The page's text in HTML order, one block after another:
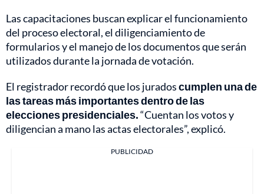
Las capacitaciones buscan explicar el funcionamiento
del proceso electoral, el diligenciamiento de
formularios y el manejo de los documentos que serán
utilizados durante la jornada de votación.
El registrador recordó que los juradoscumplen una de
las tareas más importantes dentro de las
elecciones presidenciales.“Cuentan los votos y
diligencian a mano las actas electorales”, explicó.
PUBLICIDAD